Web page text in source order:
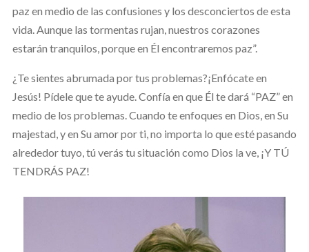
paz en medio de las confusiones y los desconciertos de esta
vida. Aunque las tormentas rujan, nuestros corazones
estarán tranquilos, porque en Él encontraremos paz”.
¿Te sientes abrumada por tus problemas?¡Enfócate en
Jesús! Pídele que te ayude. Confía en que Él te dará “PAZ” en
medio de los problemas. Cuando te enfoques en Dios, en Su
majestad, y en Su amor por ti, no importa lo que esté pasando
alrededor tuyo, tú verás tu situación como Dios la ve, ¡Y TÚ
TENDRÁS PAZ!